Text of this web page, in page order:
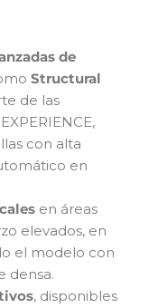
de
Structural
de las
con alta
en
en áreas
elevados, en
el modelo con
densa.
, disponibles